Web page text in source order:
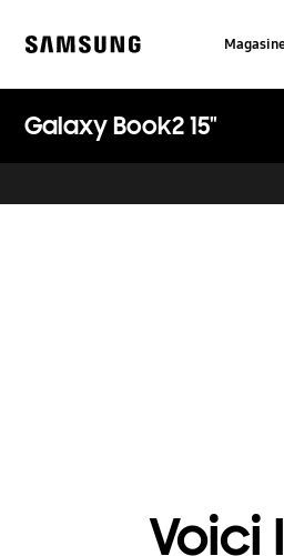
content
accessibility
Galaxy Book2 15"
Voici